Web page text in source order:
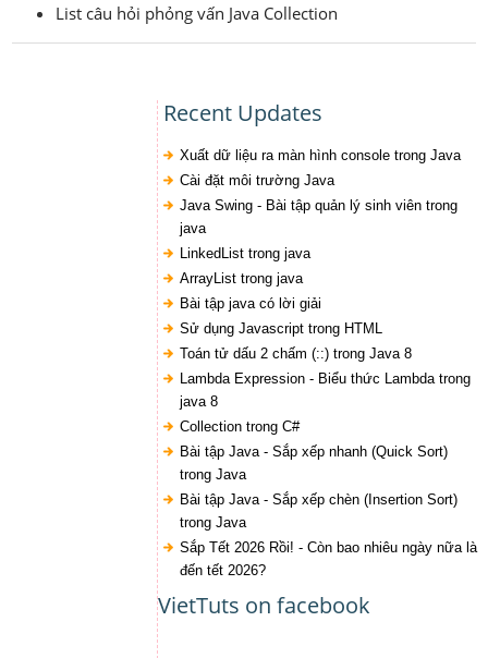
List câu hỏi phỏng vấn Java Collection
Recent Updates
Xuất dữ liệu ra màn hình console trong Java
Cài đặt môi trường Java
Java Swing - Bài tập quản lý sinh viên trong
java
LinkedList trong java
ArrayList trong java
Bài tập java có lời giải
Sử dụng Javascript trong HTML
Toán tử dấu 2 chấm (::) trong Java 8
Lambda Expression - Biểu thức Lambda trong
java 8
Collection trong C#
Bài tập Java - Sắp xếp nhanh (Quick Sort)
trong Java
Bài tập Java - Sắp xếp chèn (Insertion Sort)
trong Java
Sắp Tết 2026 Rồi! - Còn bao nhiêu ngày nữa là
đến tết 2026?
VietTuts on facebook